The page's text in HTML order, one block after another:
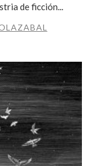
de ficción...